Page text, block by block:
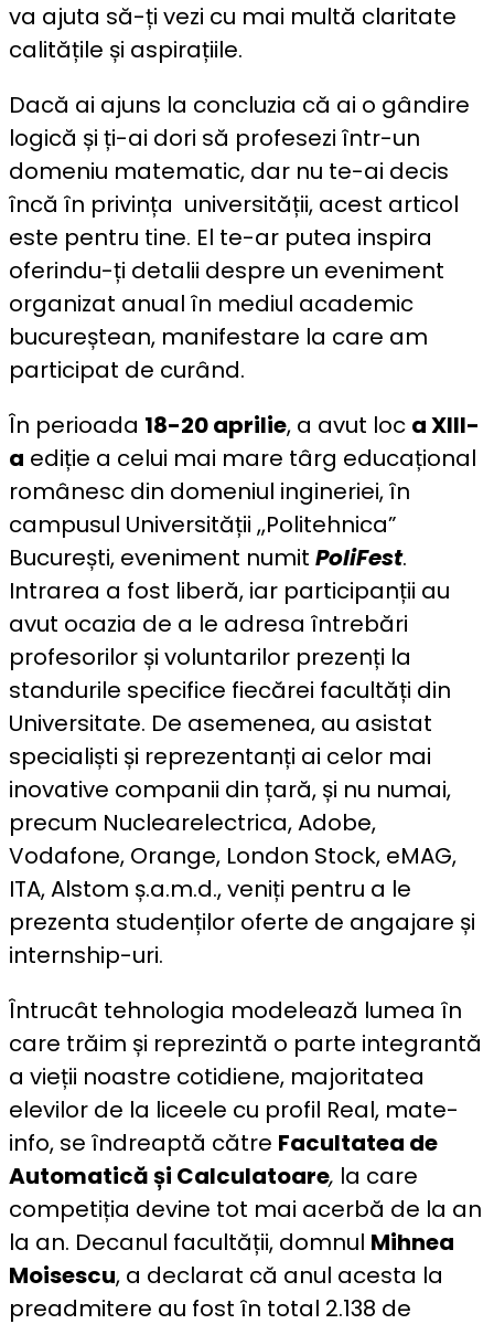
va ajuta să-ți vezi cu mai multă claritate
calitățile și aspirațiile.
Dacă ai ajuns la concluzia că ai o gândire
logică și ți-ai dori să profesezi într-un
domeniu matematic, dar nu te-ai decis
încă în privința universității, acest articol
este pentru tine. El te-ar putea inspira
oferindu-ți detalii despre un eveniment
organizat anual în mediul academic
bucureștean, manifestare la care am
participat de curând.
În perioada 18-20 aprilie, a avut loc a XIII-
a ediție a celui mai mare târg educațional
românesc din domeniul ingineriei, în
campusul Universității ,,Politehnica”
București, eveniment numit PoliFest.
Intrarea a fost liberă, iar participanții au
avut ocazia de a le adresa întrebări
profesorilor și voluntarilor prezenți la
standurile specifice fiecărei facultăți din
Universitate. De asemenea, au asistat
specialiști și reprezentanți ai celor mai
inovative companii din țară, și nu numai,
precum Nuclearelectrica, Adobe,
Vodafone, Orange, London Stock, eMAG,
ITA, Alstom ș.a.m.d., veniți pentru a le
prezenta studenților oferte de angajare și
internship-uri.
Întrucât tehnologia modelează lumea în
care trăim și reprezintă o parte integrantă
a vieții noastre cotidiene, majoritatea
elevilor de la liceele cu profil Real, mate-
info, se îndreaptă către Facultatea de
Automatică și Calculatoare, la care
competiția devine tot mai acerbă de la an
la an. Decanul facultății, domnul Mihnea
Moisescu, a declarat că anul acesta la
preadmitere au fost în total 2.138 de